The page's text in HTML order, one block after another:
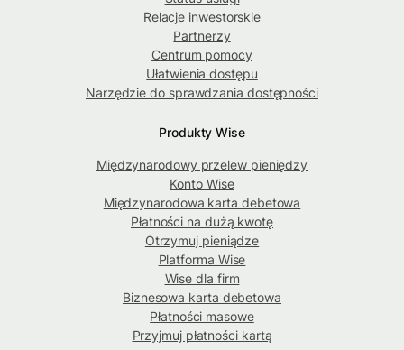
Relacje inwestorskie
Partnerzy
Centrum pomocy
Ułatwienia dostępu
Narzędzie do sprawdzania dostępności
Produkty Wise
Międzynarodowy przelew pieniędzy
Konto Wise
Międzynarodowa karta debetowa
Płatności na dużą kwotę
Otrzymuj pieniądze
Platforma Wise
Wise dla firm
Biznesowa karta debetowa
Płatności masowe
Przyjmuj płatności kartą